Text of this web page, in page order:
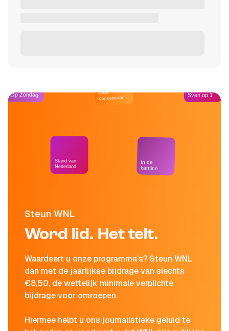
Steun WNL
Word lid. Het telt.
Waardeert u onze programma's? Steun WNL
dan met de jaarlijkse bijdrage van slechts
€8,50, de wettelijk minimale verplichte
bijdrage voor omroepen.
Hiermee helpt u ons journalistieke geluid te
Op Zondag
Stand van
Nederland
Café
Kockelmann
In de
kantine
Sven op 1